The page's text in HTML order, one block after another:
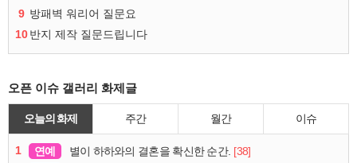
9 방패벽 워리어 질문요
10반지 제작 질문드립니다
오픈 이슈 갤러리 화제글
오늘의 화제 주간 월간 이슈
1 연예 별이 하하와의 결혼을 확신한 순간. [38]